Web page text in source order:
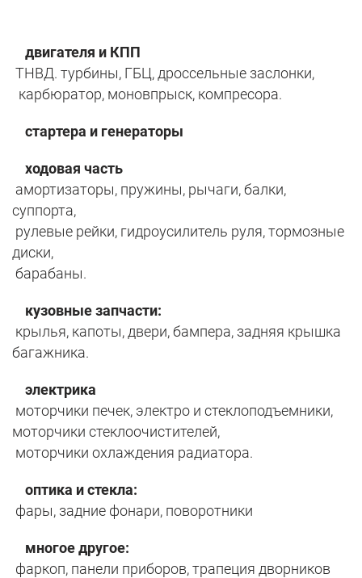
двигателя и КПП
ТНВД. турбины, ГБЦ, дроссельные заслонки,
карбюратор, моновпрыск, компресора.
стартера и генераторы
ходовая часть
амортизаторы, пружины, рычаги, балки,
суппорта,
рулевые рейки, гидроусилитель руля, тормозные
диски,
барабаны.
кузовные запчасти:
крылья, капоты, двери, бампера, задняя крышка
багажника.
электрика
моторчики печек, электро и стеклоподъемники,
моторчики стеклоочистителей,
моторчики охлаждения радиатора.
оптика и стекла:
фары, задние фонари, поворотники
многое другое:
фаркоп, панели приборов, трапеция дворников